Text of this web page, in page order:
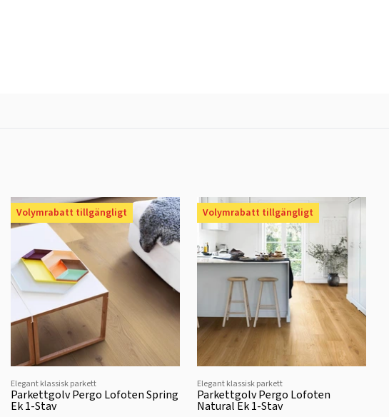
Volymrabatt tillgängligt
Elegant klassisk parkett
Parkettgolv Pergo Lofoten Spring
Ek 1-Stav
Volymrabatt tillgängligt
Elegant klassisk parkett
Parkettgolv Pergo Lofoten
Natural Ek 1-Stav